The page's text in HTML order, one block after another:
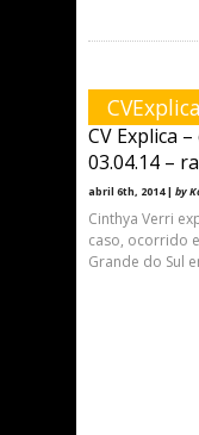
CVExplica
CV Explica
03.04.14 –
abril 6th, 2014 | by
Cinthya Verri
caso, ocorrido
Grande do Sul